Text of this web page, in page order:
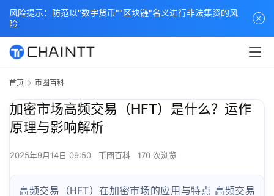
首页 币圈百科
加密市场高频交易（HFT）是什么？运作
原理与影响解析
2025年9月14日 09:50 币圈百科 170 次浏览
高频交易（HFT）在加密市场的应用与特点 高频交易
风险提示：防范以"数字货币""区块链"名义进行非法集资的风
险